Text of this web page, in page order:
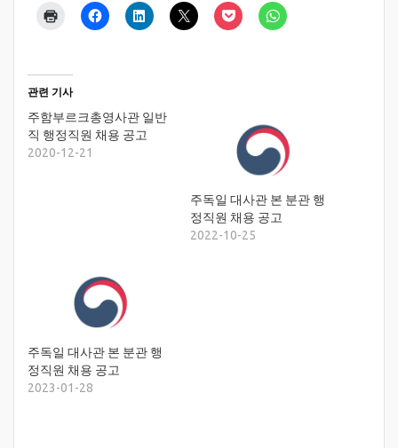
관련 기사
주함부르크총영사관 일반
직 행정직원 채용 공고
2020-12-21
주독일 대사관 본 분관 행
정직원 채용 공고
2022-10-25
주독일 대사관 본 분관 행
정직원 채용 공고
2023-01-28